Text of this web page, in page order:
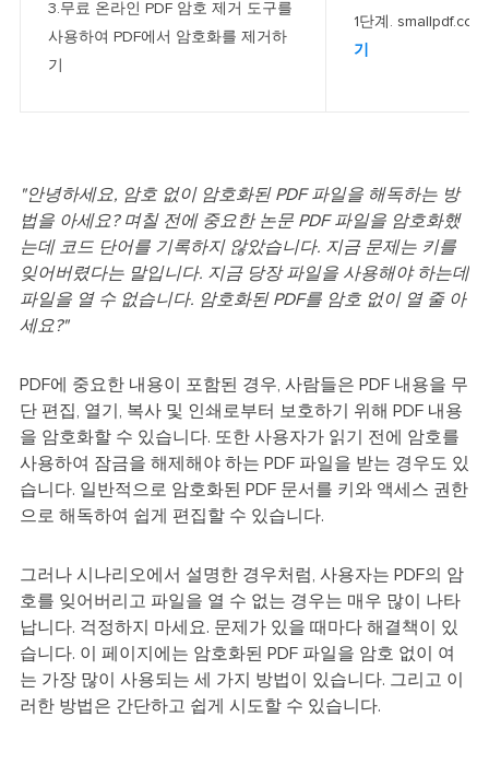
3.무료 온라인 PDF 암호 제거 도구를
사용하여 PDF에서 암호화를 제거하
기
1단계.
기
"안녕하세요, 암호 없이 암호화된 PDF 파일을 해독하는 방
법을 아세요? 며칠 전에 중요한 논문 PDF 파일을 암호화했
는데 코드 단어를 기록하지 않았습니다. 지금 문제는 키를
잊어버렸다는 말입니다. 지금 당장 파일을 사용해야 하는데
파일을 열 수 없습니다. 암호화된 PDF를 암호 없이 열 줄 아
세요?"
PDF에 중요한 내용이 포함된 경우, 사람들은 PDF 내용을 무
단 편집, 열기, 복사 및 인쇄로부터 보호하기 위해 PDF 내용
을 암호화할 수 있습니다. 또한 사용자가 읽기 전에 암호를
사용하여 잠금을 해제해야 하는 PDF 파일을 받는 경우도 있
습니다. 일반적으로 암호화된 PDF 문서를 키와 액세스 권한
으로 해독하여 쉽게 편집할 수 있습니다.
그러나 시나리오에서 설명한 경우처럼, 사용자는 PDF의 암
호를 잊어버리고 파일을 열 수 없는 경우는 매우 많이 나타
납니다. 걱정하지 마세요. 문제가 있을 때마다 해결책이 있
습니다. 이 페이지에는 암호화된 PDF 파일을 암호 없이 여
는 가장 많이 사용되는 세 가지 방법이 있습니다. 그리고 이
러한 방법은 간단하고 쉽게 시도할 수 있습니다.